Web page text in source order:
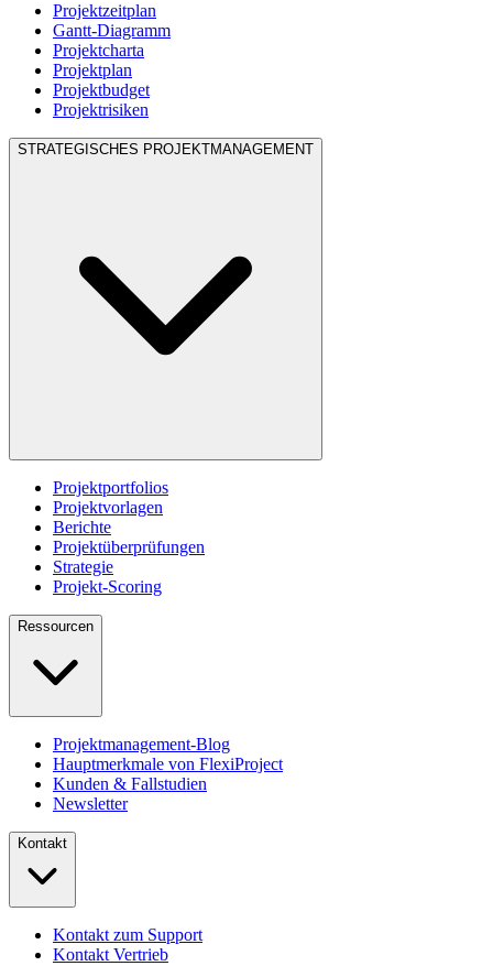
Projektzeitplan
Gantt-Diagramm
Projektcharta
Projektplan
Projektbudget
Projektrisiken
STRATEGISCHES PROJEKTMANAGEMENT
Projektportfolios
Projektvorlagen
Berichte
Projektüberprüfungen
Strategie
Projekt-Scoring
Ressourcen
Projektmanagement-Blog
Hauptmerkmale von FlexiProject
Kunden & Fallstudien
Newsletter
Kontakt
Kontakt zum Support
Kontakt Vertrieb